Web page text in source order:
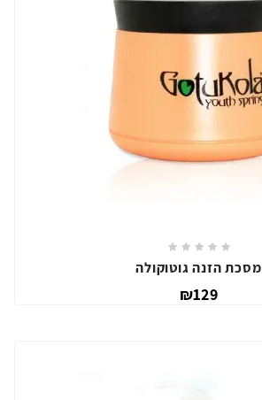
מסכת הזנה גוטוקולה
₪129